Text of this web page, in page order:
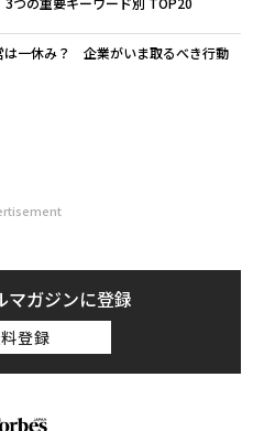
は一休み？ 企業がいま取るべき行動
マガジンに登録
登録